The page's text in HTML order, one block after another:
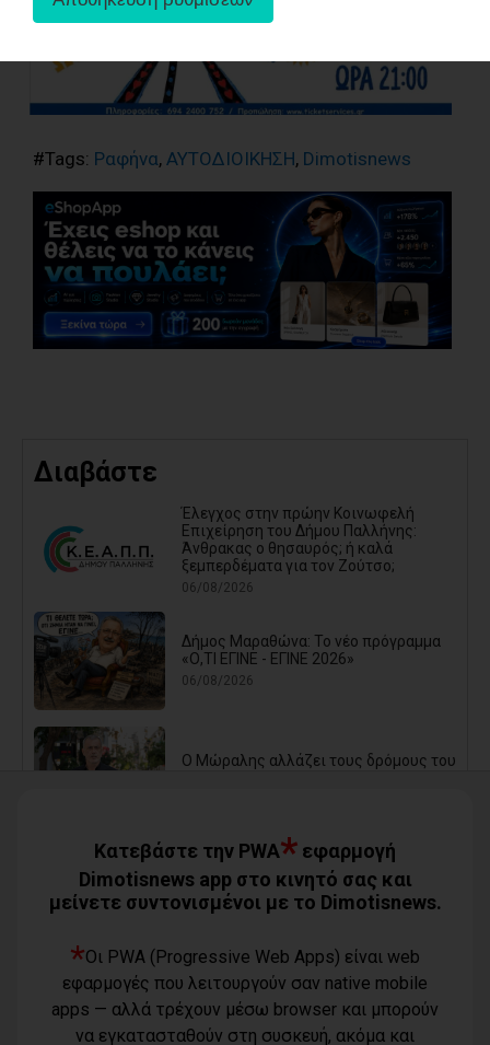
#Tags: Ραφήνα, ΑΥΤΟΔΙΟΙΚΗΣΗ, Dimotisnews
Διαβάστε
Έλεγχος στην πρώην Κοινωφελή
Επιχείρηση του Δήμου Παλλήνης:
Άνθρακας ο θησαυρός; ή καλά
ξεμπερδέματα για τον Ζούτσο;
06/08/2026
Δήμος Μαραθώνα: Το νέο πρόγραμμα
«Ο,ΤΙ ΕΓΙΝΕ - ΕΓΙΝΕ 2026»
06/08/2026
Ο Μώραλης αλλάζει τους δρόμους του
Οι μηνύσεις που φέρνουν σε δύσκολη
θέση αιρετό των νοτίων προαστίων
06/08/2026
Τίγκα στα ξερά χόρτα ο Διόνυσος,
«άφαντη» η Δημοτική Αρχή
06/08/2026
Κατεβάστε την PWA* εφαρμογή
Dimotisnews app στο κινητό σας και
μείνετε συντονισμένοι με το Dimotisnews.
*Οι PWA (Progressive Web Apps) είναι web
εφαρμογές που λειτουργούν σαν native mobile
apps — αλλά τρέχουν μέσω browser και μπορούν
να εγκατασταθούν στη συσκευή, ακόμα και